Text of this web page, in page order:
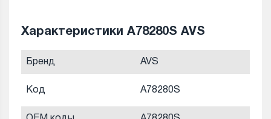
Характеристики A78280S AVS
Бренд AVS
Код A78280S